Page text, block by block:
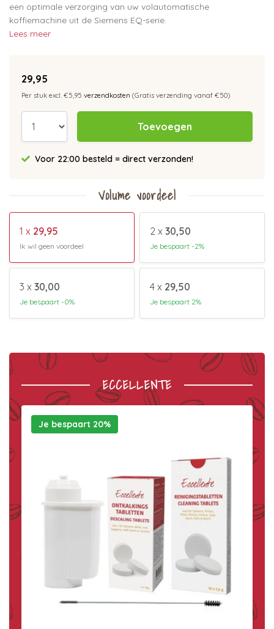
een optimale verzorging van uw volautomatische
koffiemachine uit de Siemens EQ-serie.
Lees meer
29,95
Per stuk excl. €5,95 verzendkosten (Gratis verzending vanaf €50)
Toevoegen
Voor 22:00 besteld = direct verzonden!
Volume voordeel
1 x 29,95
Ik wil geen voordeel
2 x 30,50
Je bespaart -2%
3 x 30,00
Je bespaart -0%
4 x 29,50
Je bespaart 2%
ECCELLENTE
Je bespaart 20%